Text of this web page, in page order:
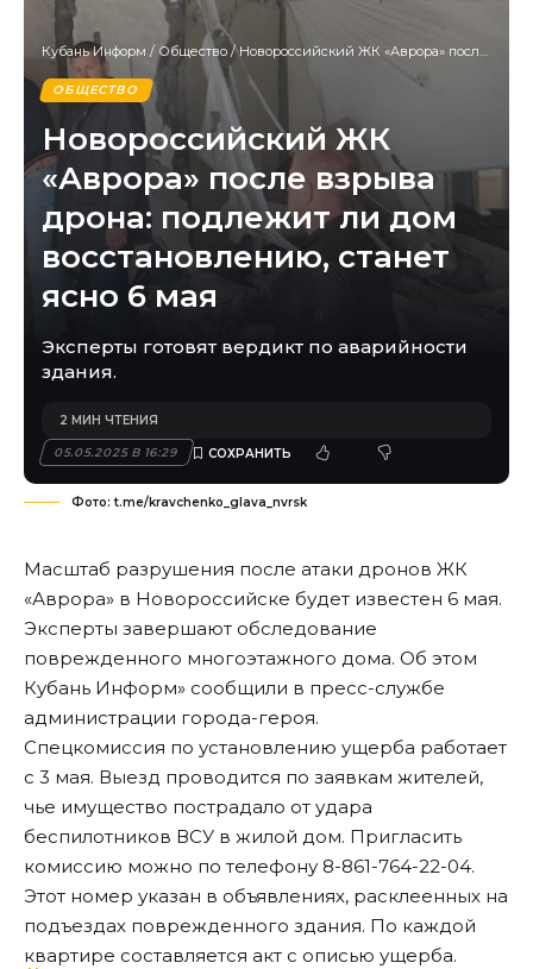
Кубань Информ / Общество /Новороссийский ЖК «Аврора» после взрыва дрона: подлежит ли дом восстановлению, станет ясно 6 мая
ОБЩЕСТВО
Новороссийский ЖК
«Аврора» после взрыва
дрона: подлежит ли дом
восстановлению, станет
ясно 6 мая
Эксперты готовят вердикт по аварийности
здания.
05.05.2025 В 16:29
2 МИН ЧТЕНИЯ
Фото: t.me/kravchenko_glava_nvrsk
Масштаб разрушения после атаки дронов ЖК
«Аврора» в Новороссийске будет известен 6 мая.
Эксперты завершают обследование
поврежденного многоэтажного дома. Об этом
Кубань Информ» сообщили в пресс-службе
администрации города-героя.
Спецкомиссия по установлению ущерба работает
с 3 мая. Выезд проводится по заявкам жителей,
чье имущество пострадало от удара
беспилотников ВСУ в жилой дом. Пригласить
комиссию можно по телефону 8-861-764-22-04.
Этот номер указан в объявлениях, расклеенных на
подъездах поврежденного здания. По каждой
квартире составляется акт с описью ущерба.